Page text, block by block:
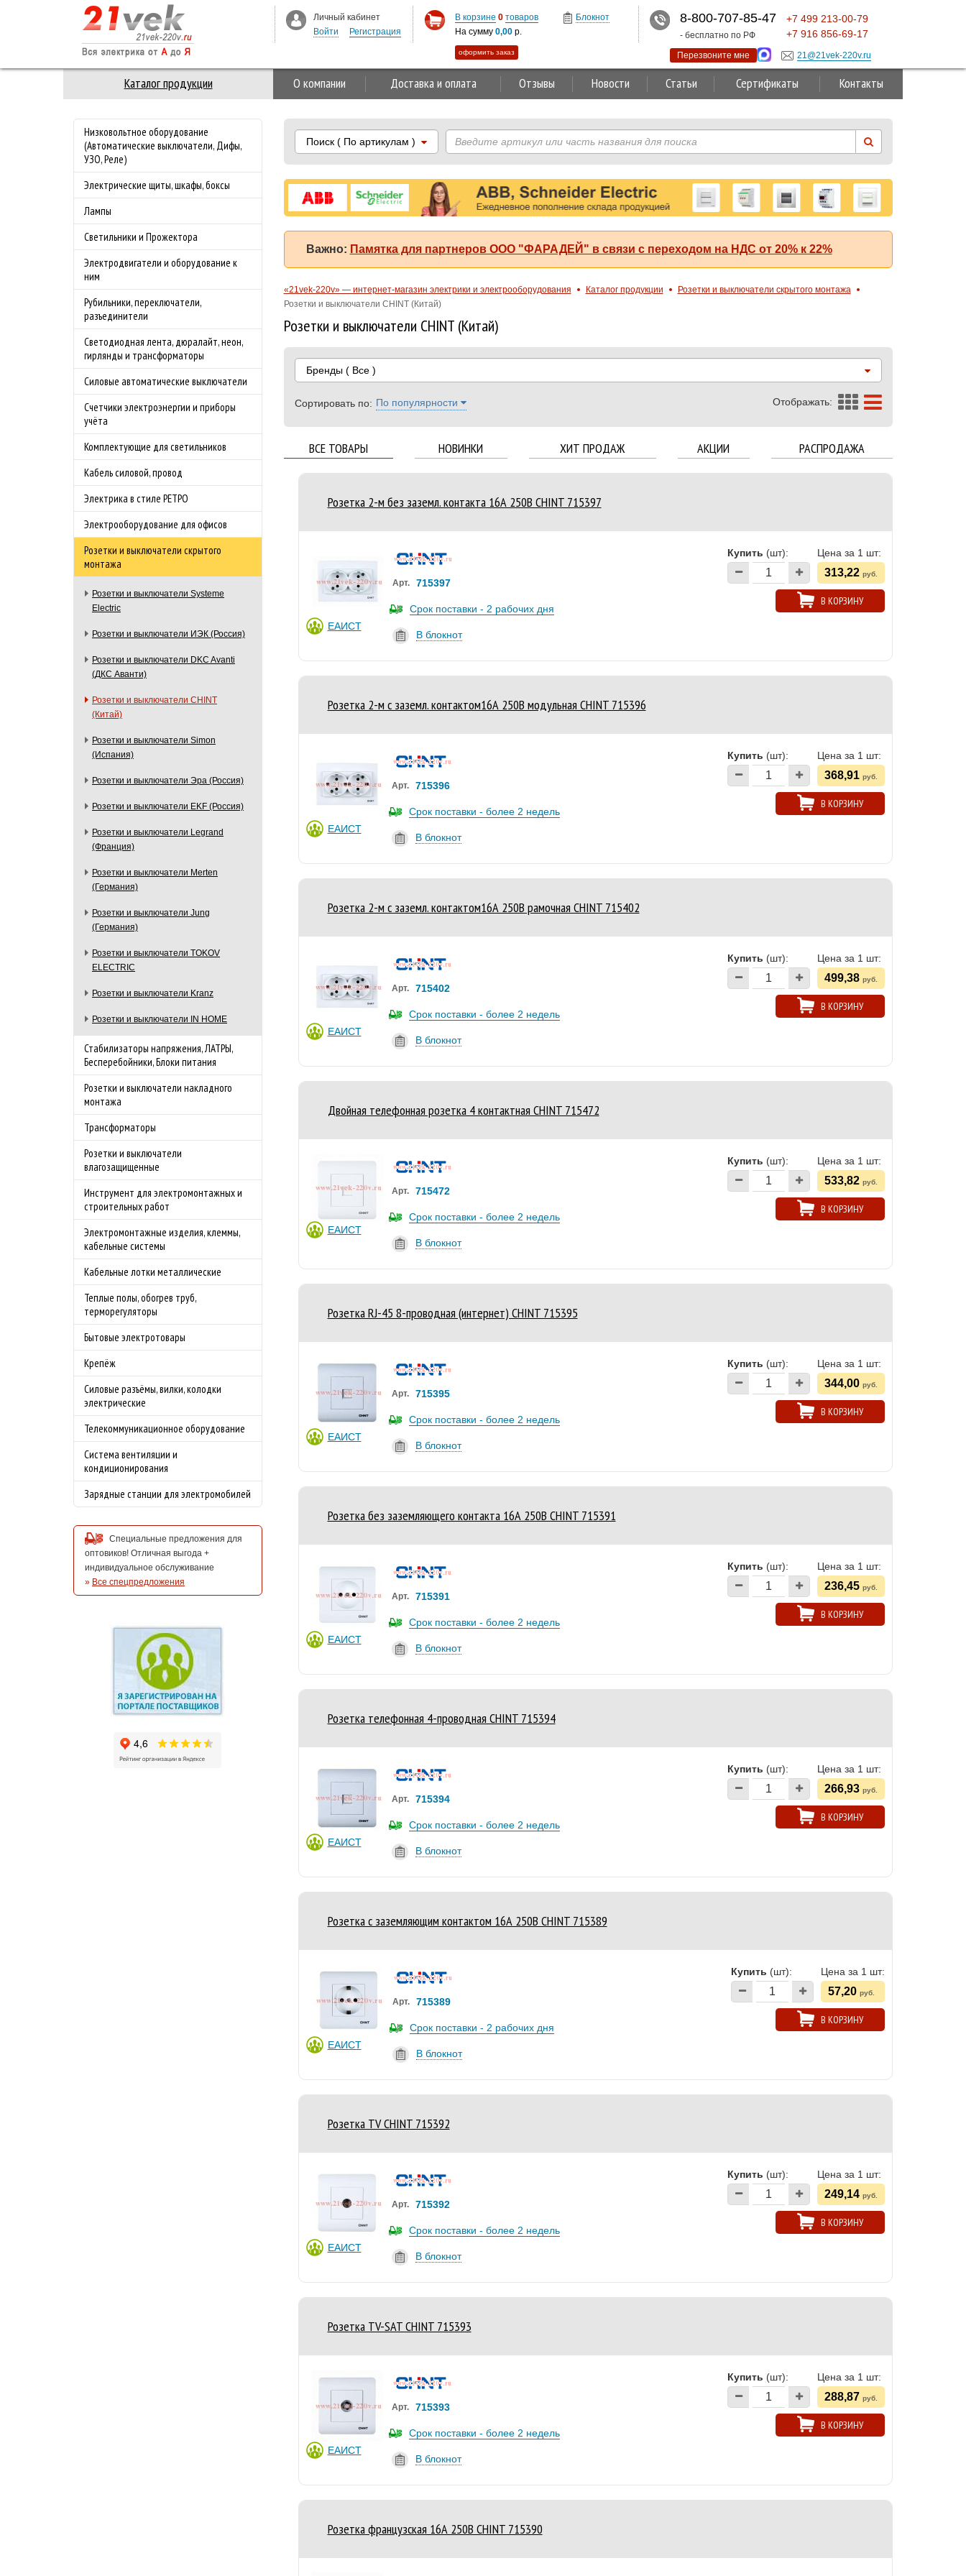
Каталог продукции О компании Доставка и оплата Отзывы Новости Статьи Сертификаты Контакты
Низковольтное оборудование
(Автоматические выключатели, Дифы,
УЗО, Реле)
Электрические щиты, шкафы, боксы
Лампы
Светильники и Прожектора
Электродвигатели и оборудование к
ним
Рубильники, переключатели,
разъединители
Светодиодная лента, дюралайт, неон,
гирлянды и трансформаторы
Силовые автоматические выключатели
Счетчики электроэнергии и приборы
учёта
Комплектующие для светильников
Кабель силовой, провод
Электрика в стиле РЕТРО
Электрооборудование для офисов
Розетки и выключатели скрытого
монтажа
Розетки и выключатели Systeme
Electric
Розетки и выключатели ИЭК (Россия)
Розетки и выключатели DKC Avanti
(ДКС Аванти)
Розетки и выключатели CHINT
(Китай)
Розетки и выключатели Simon
(Испания)
Розетки и выключатели Эра (Россия)
Розетки и выключатели EKF (Россия)
Розетки и выключатели Legrand
(Франция)
Розетки и выключатели Merten
(Германия)
Розетки и выключатели Jung
(Германия)
Розетки и выключатели TOKOV
ELECTRIC
Розетки и выключатели Kranz
Розетки и выключатели IN HOME
Стабилизаторы напряжения, ЛАТРЫ,
Бесперебойники, Блоки питания
Розетки и выключатели накладного
монтажа
Трансформаторы
Розетки и выключатели
влагозащищенные
Инструмент для электромонтажных и
строительных работ
Электромонтажные изделия, клеммы,
кабельные системы
Кабельные лотки металлические
Теплые полы, обогрев труб,
терморегуляторы
Бытовые электротовары
Крепёж
Силовые разъёмы, вилки, колодки
электрические
Телекоммуникационное оборудование
Система вентиляции и
кондиционирования
Зарядные станции для электромобилей
Специальные предложения для
оптовиков! Отличная выгода +
индивидуальное обслуживание
» Все спецпредложения
Поиск( По артикулам )
Важно: Памятка для партнеров ООО "ФАРАДЕЙ" в связи с переходом на НДС от 20% к 22%
«21vek-220v» — интернет-магазин электрики и электрооборудования Каталог продукции
Розетки и выключатели скрытого монтажа
Розетки и выключатели CHINT (Китай)
Розетки и выключатели CHINT (Китай)
Бренды( Все )
Сортировать по: По популярности Отображать:
ВСЕ ТОВАРЫ НОВИНКИ ХИТ ПРОДАЖ АКЦИИ РАСПРОДАЖА
Розетка 2-м без заземл. контакта 16А 250В CHINT 715397
ЕАИСТ
Арт. 715397
Срок поставки - 2 рабочих дня
В блокнот
Купить (шт): Цена за 1 шт:
313,22 руб.
В КОРЗИНУ
Розетка 2-м с заземл. контактом16А 250В модульная CHINT 715396
ЕАИСТ
Арт. 715396
Срок поставки - более 2 недель
В блокнот
Купить (шт): Цена за 1 шт:
368,91 руб.
В КОРЗИНУ
Розетка 2-м с заземл. контактом16А 250В рамочная CHINT 715402
ЕАИСТ
Арт. 715402
Срок поставки - более 2 недель
В блокнот
Купить (шт): Цена за 1 шт:
499,38 руб.
В КОРЗИНУ
Двойная телефонная розетка 4 контактная CHINT 715472
ЕАИСТ
Арт. 715472
Срок поставки - более 2 недель
В блокнот
Купить (шт): Цена за 1 шт:
533,82 руб.
В КОРЗИНУ
Розетка RJ-45 8-проводная (интернет) CHINT 715395
ЕАИСТ
Арт. 715395
Срок поставки - более 2 недель
В блокнот
Купить (шт): Цена за 1 шт:
344,00 руб.
В КОРЗИНУ
Розетка без заземляющего контакта 16А 250В CHINT 715391
ЕАИСТ
Арт. 715391
Срок поставки - более 2 недель
В блокнот
Купить (шт): Цена за 1 шт:
236,45 руб.
В КОРЗИНУ
Розетка телефонная 4-проводная CHINT 715394
ЕАИСТ
Арт. 715394
Срок поставки - более 2 недель
В блокнот
Купить (шт): Цена за 1 шт:
266,93 руб.
В КОРЗИНУ
Розетка с заземляющим контактом 16А 250В CHINT 715389
ЕАИСТ
Арт. 715389
Срок поставки - 2 рабочих дня
В блокнот
Купить (шт): Цена за 1 шт:
57,20 руб.
В КОРЗИНУ
Розетка ТV CHINT 715392
ЕАИСТ
Арт. 715392
Срок поставки - более 2 недель
В блокнот
Купить (шт): Цена за 1 шт:
249,14 руб.
В КОРЗИНУ
Розетка ТV-SAT CHINT 715393
ЕАИСТ
Арт. 715393
Срок поставки - более 2 недель
В блокнот
Купить (шт): Цена за 1 шт:
288,87 руб.
В КОРЗИНУ
Розетка французская 16А 250В CHINT 715390
Личный кабинет
Войти
Регистрация
В корзине 0 товаров
На сумму 0,00 р.
оформить заказ
Блокнот 8-800-707-85-47
- бесплатно по РФ
+7 499 213-00-79
+7 916 856-69-17
Перезвоните мне 21@21vek-220v.ru